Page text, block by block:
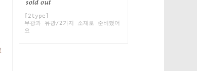
[2type]
무광과 유광/2가지 소재로 준비했어
요